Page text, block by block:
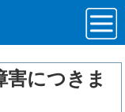
につきま